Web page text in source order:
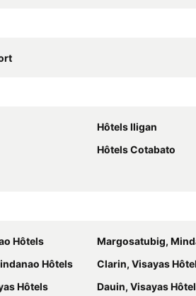
Hôtels Iligan
Hôtels Cotabato
Hôtels
Margosatubig,
Hôtels
Clarin, Visayas
Hôtels
Dauin, Visayas